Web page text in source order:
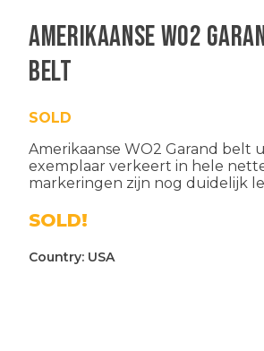
Amerikaanse WO2
belt
SOLD
Amerikaanse WO2 Garand belt
exemplaar verkeert in hele
markeringen zijn nog duidelijk
SOLD!
Country: USA